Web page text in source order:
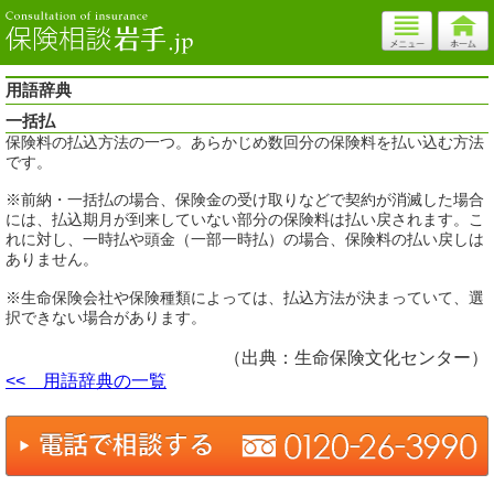
用語辞典
一括払
保険料の払込方法の一つ。あらかじめ数回分の保険料を払い込む方法
です。
※前納・一括払の場合、保険金の受け取りなどで契約が消滅した場合
には、払込期月が到来していない部分の保険料は払い戻されます。こ
れに対し、一時払や頭金（一部一時払）の場合、保険料の払い戻しは
ありません。
※生命保険会社や保険種類によっては、払込方法が決まっていて、選
択できない場合があります。
（出典：生命保険文化センター）
<< 用語辞典の一覧